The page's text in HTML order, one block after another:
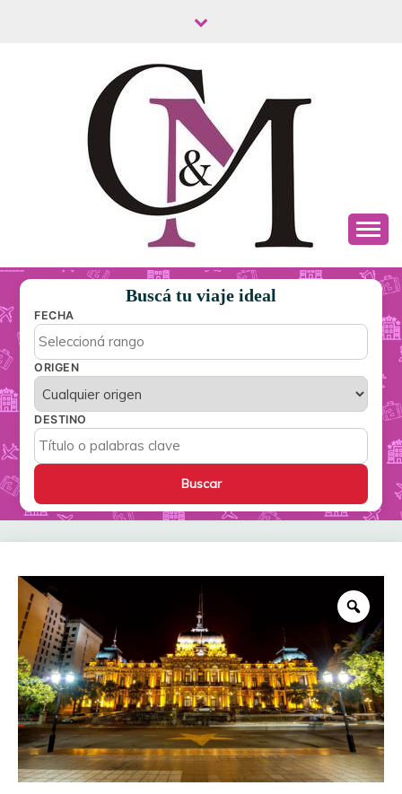
C&M TURISMO
Buscá tu viaje ideal
FECHA
ORIGEN
DESTINO